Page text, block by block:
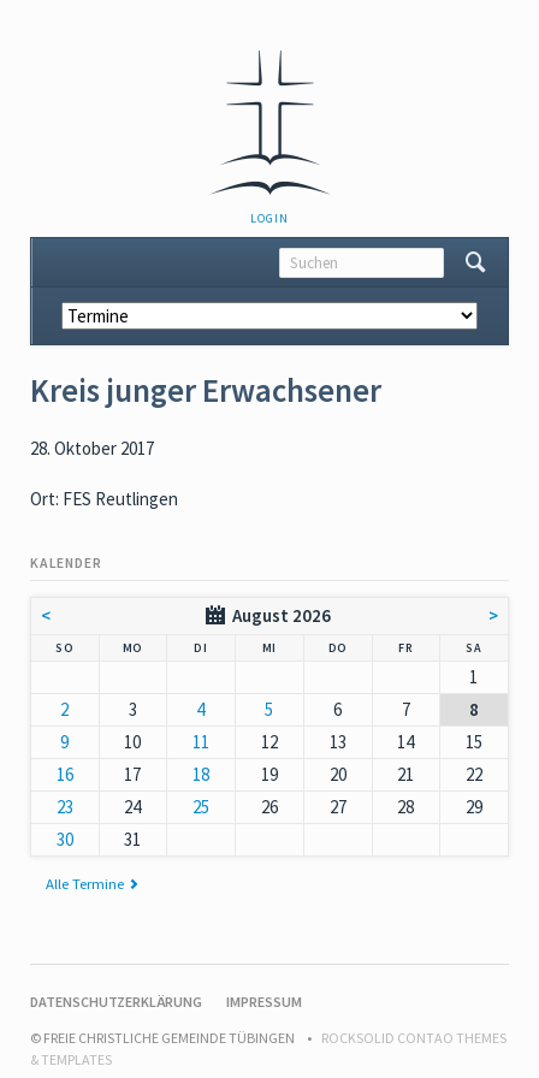
NAVIGATION
ÜBERSPRINGEN
LOGIN
Navigation
überspringen
Kreis junger Erwachsener
28. Oktober 2017
Ort: FES Reutlingen
KALENDER
< August 2026 >
SO MO DI MI DO NNERSTAG
FR SAMSTAG
1
2
3 4 5 6 7
8
9
10 11 12 13 14
15
16
17 18 19 20 21
22
23
24 25 26 27 28
29
30
31
Alle Termine
NAVIGATION
DATENSCHUTZERKLÄRUNG
IMPRESSUM
© FREIE CHRISTLICHE GEMEINDE TÜBINGEN
ROCKSOLID CONTAO THEMES
& TEMPLATES